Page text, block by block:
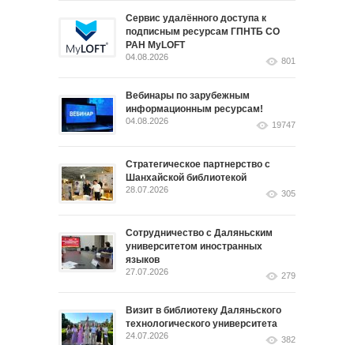
Сервис удалённого доступа к
подписным ресурсам ГПНТБ СО
РАН MyLOFT
04.08.2026 801
Вебинары по зарубежным
информационным ресурсам!
04.08.2026 19747
Стратегическое партнерство с
Шанхайской библиотекой
28.07.2026 305
Сотрудничество с Даляньским
университетом иностранных
языков
27.07.2026 279
Визит в библиотеку Даляньского
технологического университета
24.07.2026 382